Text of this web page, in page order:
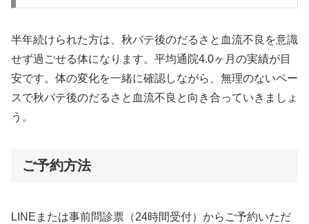
半年続けられた方は、秋バテ後のだるさと血流不良を意識
せず過ごせる体になります。平均通院4.0ヶ月の実績が目
安です。体の変化を一緒に確認しながら、無理のないペー
スで秋バテ後のだるさと血流不良と向き合っていきましょ
う。
ご予約方法
LINEまたは事前問診票（24時間受付）からご予約いただ